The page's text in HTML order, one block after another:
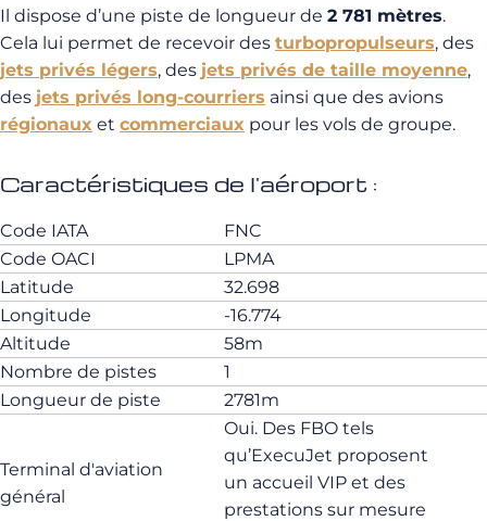
Il dispose d’une piste de longueur de 2 781 mètres.
Cela lui permet de recevoir des turbopropulseurs, des
jets privés légers, des jets privés de taille moyenne,
des jets privés long-courriers ainsi que des avions
régionaux et commerciaux pour les vols de groupe.
Caractéristiques de l'aéroport :
Code IATA
FNC
Code OACI
LPMA
Latitude
32.698
Longitude
-16.774
Altitude
58m
Nombre de pistes
1
Longueur de piste
2781m
Terminal d'aviation
général
Oui. Des FBO tels
qu’ExecuJet proposent
un accueil VIP et des
prestations sur mesure